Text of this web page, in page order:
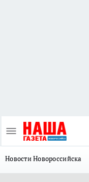
Новости Новороссийска